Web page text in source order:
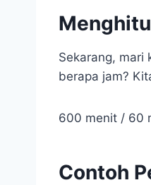
Sekarang,
berapa jam?
600 menit / 60
Contoh